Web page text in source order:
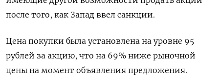
после того, как Запад ввел санкции.
Цена покупки была установлена на уровне 95
рублей за акцию, что на 69% ниже рыночной
цены на момент объявления предложения.